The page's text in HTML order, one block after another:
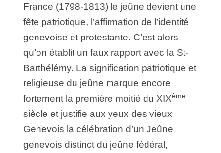
France (1798-1813) le jeûne devient une
fête patriotique, l’affirmation de l’identité
genevoise et protestante. C’est alors
qu’on établit un faux rapport avec la St-
Barthélémy. La signification patriotique et
religieuse du jeûne marque encore
fortement la première moitié du XIXème
siècle et justifie aux yeux des vieux
Genevois la célébration d’un Jeûne
genevois distinct du jeûne fédéral,